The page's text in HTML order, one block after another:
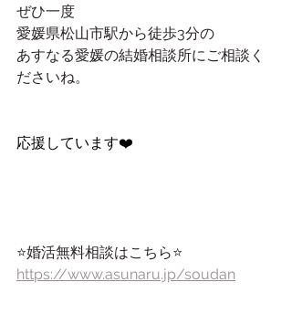
ぜひ一度
愛媛県松山市駅から徒歩3分の
あすなる愛媛の結婚相談所にご相談く
ださいね。
応援しています❤️
⭐️婚活無料相談はこちら⭐️
https://www.asunaru.jp/soudan